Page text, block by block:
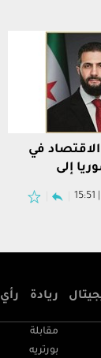
في
إلى
ريادة
مقابلة
بورتريه
رأي